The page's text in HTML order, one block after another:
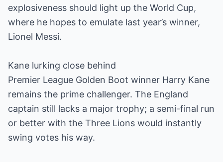
explosiveness should light up the World Cup,
where he hopes to emulate last year’s winner,
Lionel Messi.
Kane lurking close behind
Premier League Golden Boot winner Harry Kane
remains the prime challenger. The England
captain still lacks a major trophy; a semi-final run
or better with the Three Lions would instantly
swing votes his way.